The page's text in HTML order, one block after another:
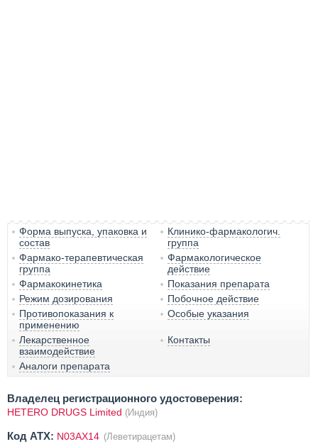
Форма выпуска, упаковка и
состав
Клинико-фармакологич.
группа
Фармако-терапевтическая
группа
Фармакологическое
действие
Фармакокинетика
Показания препарата
Режим дозирования
Побочное действие
Противопоказания к
применению
Особые указания
Лекарственное
взаимодействие
Контакты
Аналоги препарата
Владелец регистрационного удостоверения:
HETERO DRUGS Limited (Индия)
Код ATX: N03AX14 (Леветирацетам)